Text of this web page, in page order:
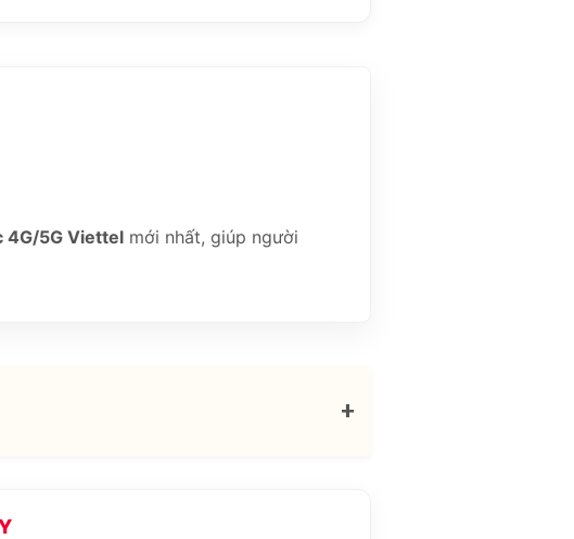
4G/5G Viettel mới nhất, giúp người
+